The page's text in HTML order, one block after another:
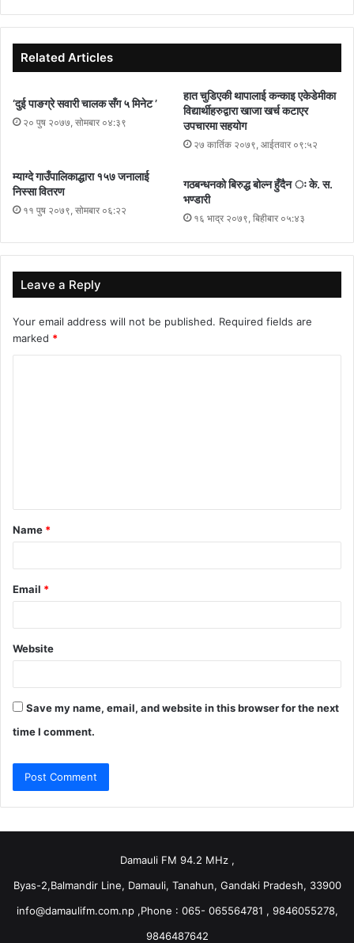
Related Articles
‘दुई पाङग्रे सवारी चालक सँग ५ मिनेट ’
२० पुष २०७७, सोमबार ०४:३९
हात चुडिएकी थापालाई कन्काइ एकेडेमीका
विद्यार्थीहरुद्वारा खाजा खर्च कटाएर
उपचारमा सहयोग
२७ कार्तिक २०७९, आईतवार ०९:५२
म्याग्दे गाउँपालिकाद्धारा १५७ जनालाई
निस्सा वितरण
११ पुष २०७९, सोमबार ०६:२२
गठबन्धनको बिरुद्ध बोल्न हुँदैन ः के. स.
भण्डारी
१६ भाद्र २०७९, बिहीबार ०५:४३
Leave a Reply
Your email address will not be published. Required fields are
marked *
t
*
Name *
Email *
Website
Save my name, email, and website in this browser for the next
time I comment.
Damauli FM 94.2 MHz ,
Byas-2,Balmandir Line, Damauli, Tanahun, Gandaki Pradesh, 33900
info@damaulifm.com.np,Phone : 065- 065564781 , 9846055278,
9846487642